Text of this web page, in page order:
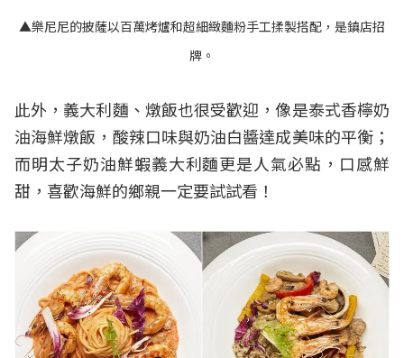
▲樂尼尼的披薩以百萬烤爐和超細緻麵粉手工揉製搭配，是鎮店招
牌。
此外，義大利麵、燉飯也很受歡迎，像是泰式香檸奶
油海鮮燉飯，酸辣口味與奶油白醬達成美味的平衡；
而明太子奶油鮮蝦義大利麵更是人氣必點，口感鮮
甜，喜歡海鮮的鄉親一定要試試看！